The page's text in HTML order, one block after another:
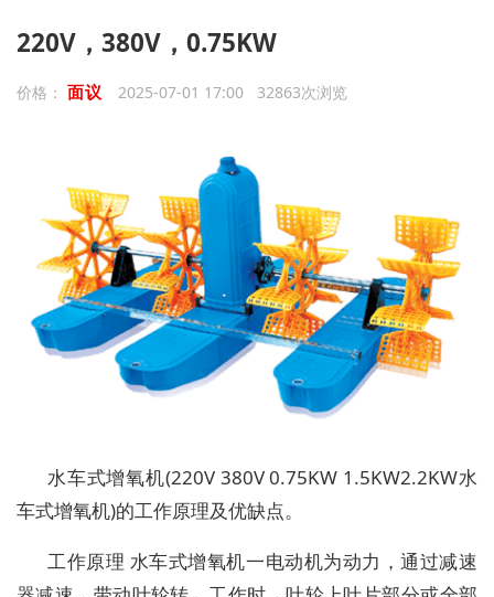
220V，380V，0.75KW
价格： 面议 2025-07-01 17:00 32863次浏览
水车式增氧机(220V 380V 0.75KW 1.5KW2.2KW水
车式增氧机)的工作原理及优缺点。
工作原理 水车式增氧机一电动机为动力，通过减速